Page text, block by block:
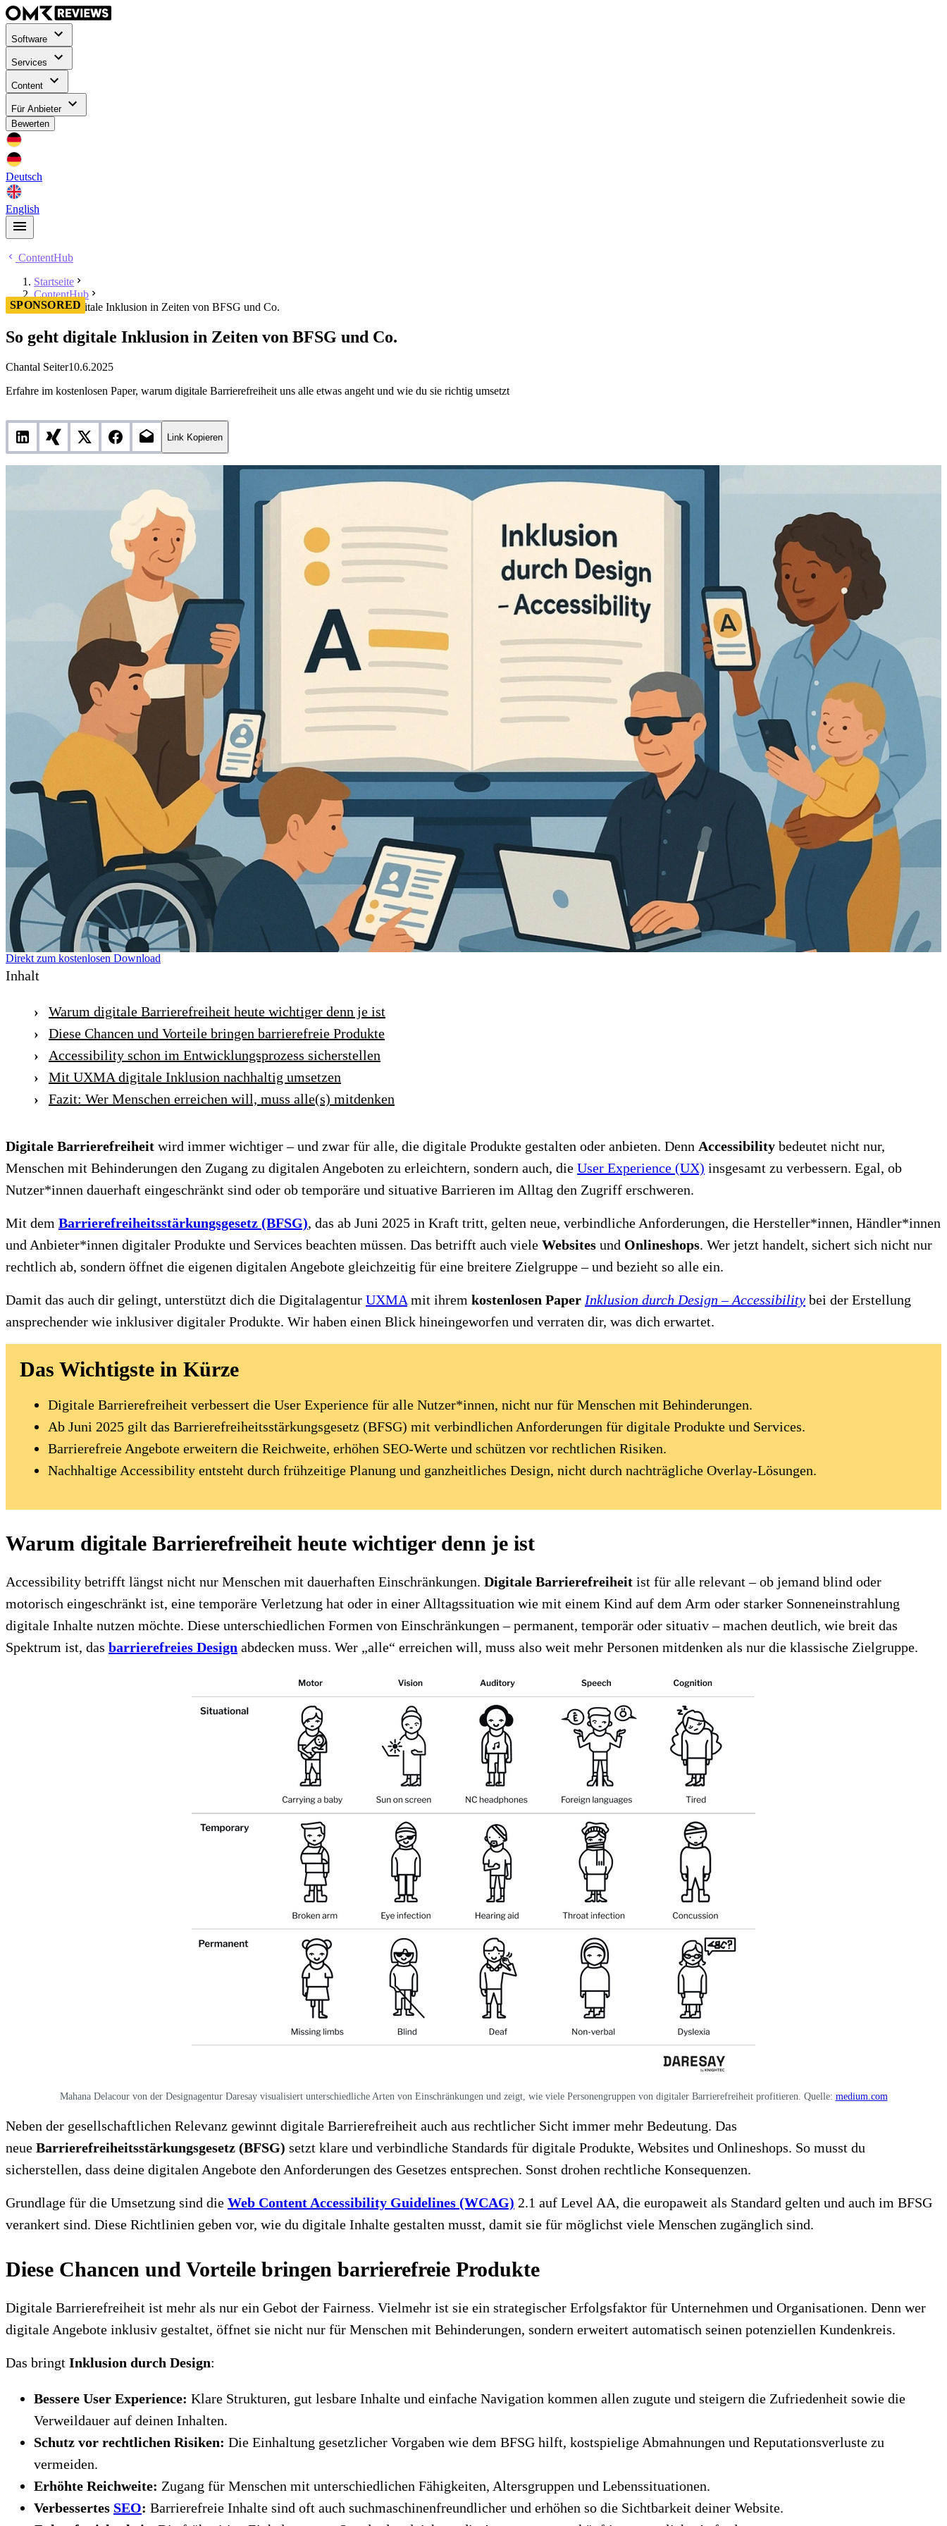
Software
Services
Content
Für Anbieter
Bewerten
Deutsch
English
ContentHub
Startseite
ContentHub
So geht digitale Inklusion in Zeiten von BFSG und Co.
SPONSORED
So geht digitale Inklusion in Zeiten von BFSG und Co.
Chantal Seiter10.6.2025
Erfahre im kostenlosen Paper, warum digitale Barrierefreiheit uns alle etwas angeht und wie du sie richtig umsetzt
Link Kopieren
Direkt zum kostenlosen Download
Inhalt
Warum digitale Barrierefreiheit heute wichtiger denn je ist
Diese Chancen und Vorteile bringen barrierefreie Produkte
Accessibility schon im Entwicklungsprozess sicherstellen
Mit UXMA digitale Inklusion nachhaltig umsetzen
Fazit: Wer Menschen erreichen will, muss alle(s) mitdenken
Digitale Barrierefreiheit wird immer wichtiger – und zwar für alle, die digitale Produkte gestalten oder anbieten. Denn Accessibility bedeutet nicht nur,
Menschen mit Behinderungen den Zugang zu digitalen Angeboten zu erleichtern, sondern auch, die User Experience (UX) insgesamt zu verbessern. Egal, ob
Nutzer*innen dauerhaft eingeschränkt sind oder ob temporäre und situative Barrieren im Alltag den Zugriff erschweren.
Mit dem Barrierefreiheitsstärkungsgesetz (BFSG), das ab Juni 2025 in Kraft tritt, gelten neue, verbindliche Anforderungen, die Hersteller*innen, Händler*innen
und Anbieter*innen digitaler Produkte und Services beachten müssen. Das betrifft auch viele Websites und Onlineshops. Wer jetzt handelt, sichert sich nicht nur
rechtlich ab, sondern öffnet die eigenen digitalen Angebote gleichzeitig für eine breitere Zielgruppe – und bezieht so alle ein.
Damit das auch dir gelingt, unterstützt dich die Digitalagentur UXMA mit ihrem kostenlosen Paper Inklusion durch Design – Accessibility bei der Erstellung
ansprechender wie inklusiver digitaler Produkte. Wir haben einen Blick hineingeworfen und verraten dir, was dich erwartet.
Das Wichtigste in Kürze
Digitale Barrierefreiheit verbessert die User Experience für alle Nutzer*innen, nicht nur für Menschen mit Behinderungen.
Ab Juni 2025 gilt das Barrierefreiheitsstärkungsgesetz (BFSG) mit verbindlichen Anforderungen für digitale Produkte und Services.
Barrierefreie Angebote erweitern die Reichweite, erhöhen SEO-Werte und schützen vor rechtlichen Risiken.
Nachhaltige Accessibility entsteht durch frühzeitige Planung und ganzheitliches Design, nicht durch nachträgliche Overlay-Lösungen.
Warum digitale Barrierefreiheit heute wichtiger denn je ist
Accessibility betrifft längst nicht nur Menschen mit dauerhaften Einschränkungen. Digitale Barrierefreiheit ist für alle relevant – ob jemand blind oder
motorisch eingeschränkt ist, eine temporäre Verletzung hat oder in einer Alltagssituation wie mit einem Kind auf dem Arm oder starker Sonneneinstrahlung
digitale Inhalte nutzen möchte. Diese unterschiedlichen Formen von Einschränkungen – permanent, temporär oder situativ – machen deutlich, wie breit das
Spektrum ist, das barrierefreies Design abdecken muss. Wer „alle“ erreichen will, muss also weit mehr Personen mitdenken als nur die klassische Zielgruppe.
Mahana Delacour von der Designagentur Daresay visualisiert unterschiedliche Arten von Einschränkungen und zeigt, wie viele Personengruppen von digitaler Barrierefreiheit profitieren. Quelle: medium.com
Neben der gesellschaftlichen Relevanz gewinnt digitale Barrierefreiheit auch aus rechtlicher Sicht immer mehr Bedeutung. Das
neue Barrierefreiheitsstärkungsgesetz (BFSG) setzt klare und verbindliche Standards für digitale Produkte, Websites und Onlineshops. So musst du
sicherstellen, dass deine digitalen Angebote den Anforderungen des Gesetzes entsprechen. Sonst drohen rechtliche Konsequenzen.
Grundlage für die Umsetzung sind die Web Content Accessibility Guidelines (WCAG) 2.1 auf Level AA, die europaweit als Standard gelten und auch im BFSG
verankert sind. Diese Richtlinien geben vor, wie du digitale Inhalte gestalten musst, damit sie für möglichst viele Menschen zugänglich sind.
Diese Chancen und Vorteile bringen barrierefreie Produkte
Digitale Barrierefreiheit ist mehr als nur ein Gebot der Fairness. Vielmehr ist sie ein strategischer Erfolgsfaktor für Unternehmen und Organisationen. Denn wer
digitale Angebote inklusiv gestaltet, öffnet sie nicht nur für Menschen mit Behinderungen, sondern erweitert automatisch seinen potenziellen Kundenkreis.
Das bringt Inklusion durch Design:
Bessere User Experience: Klare Strukturen, gut lesbare Inhalte und einfache Navigation kommen allen zugute und steigern die Zufriedenheit sowie die
Verweildauer auf deinen Inhalten.
Schutz vor rechtlichen Risiken: Die Einhaltung gesetzlicher Vorgaben wie dem BFSG hilft, kostspielige Abmahnungen und Reputationsverluste zu
vermeiden.
Erhöhte Reichweite: Zugang für Menschen mit unterschiedlichen Fähigkeiten, Altersgruppen und Lebenssituationen.
Verbessertes SEO: Barrierefreie Inhalte sind oft auch suchmaschinenfreundlicher und erhöhen so die Sichtbarkeit deiner Website.